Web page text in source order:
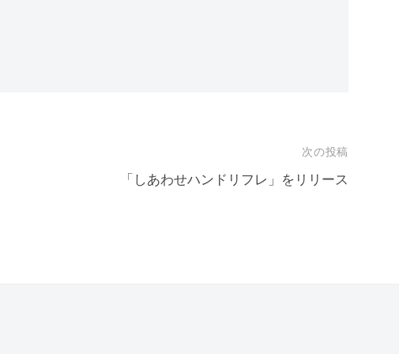
次の投稿
「しあわせハンドリフレ」をリリース